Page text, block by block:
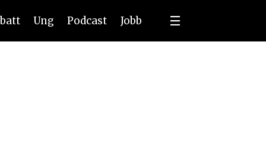
Ung Podcast Jobb